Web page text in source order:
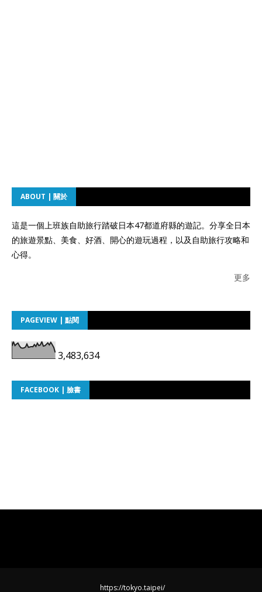
ABOUT | 關於
這是一個上班族自助旅行踏破日本47都道府縣的遊記。分享全日本
的旅遊景點、美食、好酒、開心的遊玩過程，以及自助旅行攻略和
心得。
更多
PAGEVIEW | 點閱
3,483,634
FACEBOOK | 臉書
https://tokyo.taipei/